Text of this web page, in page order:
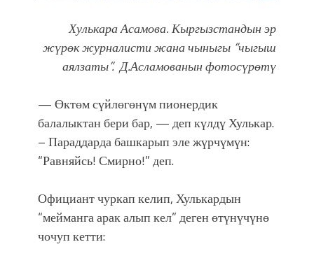
Хулькара Асамова. Кыргызстандын эр
жүрөк журналисти жана чыныгы “чыгыш
аялзаты”.Д.Асламованын фотосүрөтү
— Өктөм сүйлөгөнүм пионердик
балалыктан бери бар, — деп күлдү Хулькар.
– Параддарда башкарып эле жүрчүмүн:
“Равняйсь! Смирно!” деп.
Официант чуркап келип, Хулькардын
“мейманга арак алып кел” деген өтүнүчүнө
чочуп кетти: